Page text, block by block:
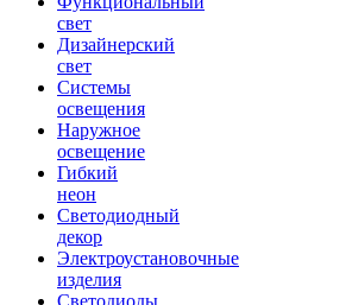
свет
Дизайнерский
свет
Системы
освещения
Наружное
освещение
Гибкий
неон
Светодиодный
декор
Электроустановочные
изделия
Светодиоды